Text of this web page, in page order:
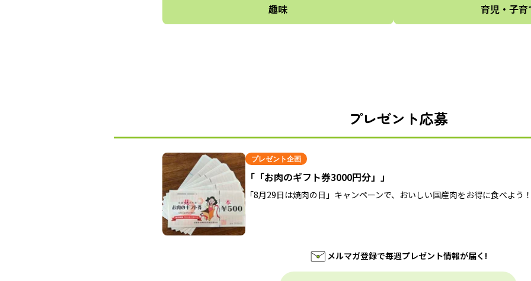
趣味 育児・子育
プレゼント応募
プレゼント企画
「「お肉のギフト券3000円分」」
「8月29日は焼肉の日」キャンペーンで、おいしい国産肉をお得に食べよう
メルマガ登録で毎週プレゼント情報が届く!